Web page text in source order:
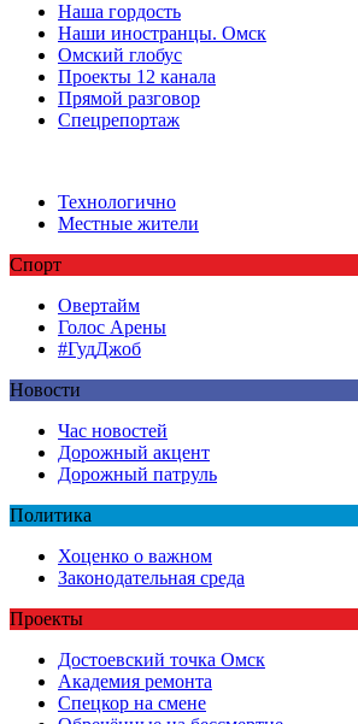
Наша гордость
Наши иностранцы. Омск
Омский глобус
Проекты 12 канала
Прямой разговор
Спецрепортаж
Технологично
Местные жители
Спорт
Овертайм
Голос Арены
#ГудДжоб
Новости
Час новостей
Дорожный акцент
Дорожный патруль
Политика
Хоценко о важном
Законодательная среда
Проекты
Достоевский точка Омск
Академия ремонта
Спецкор на смене